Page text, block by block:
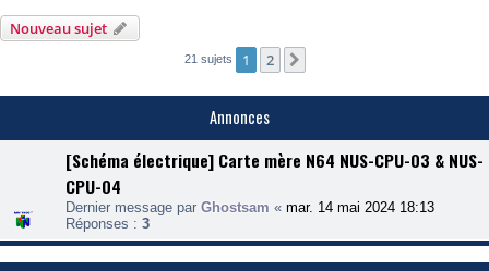
Nouveau sujet
21 sujets 1 2
Annonces
[Schéma électrique] Carte mère N64 NUS-CPU-03 & NUS-
CPU-04
Dernier message par Ghostsam « mar. 14 mai 2024 18:13
Réponses : 3